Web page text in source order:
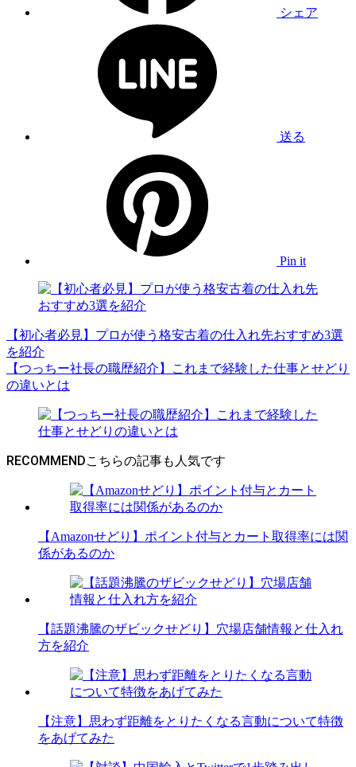
シェア
送る
Pin it
【初心者必見】プロが使う格安古着の仕入れ先おすすめ3選
を紹介
【つっちー社長の職歴紹介】これまで経験した仕事とせどり
の違いとは
RECOMMEND
【Amazonせどり】ポイント付与とカート取得率には関
係があるのか
【話題沸騰のザビックせどり】穴場店舗情報と仕入れ
方を紹介
【注意】思わず距離をとりたくなる言動について特徴
をあげてみた